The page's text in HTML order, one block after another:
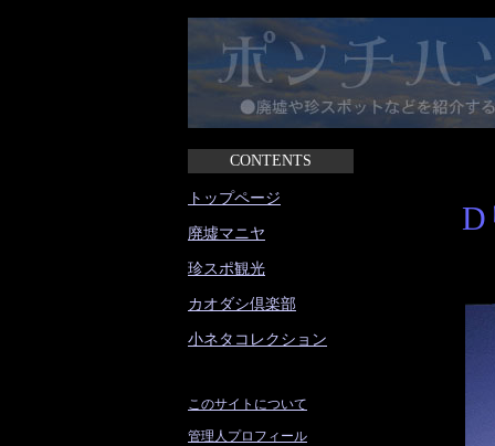
CONTENTS
トップページ
廃墟マニヤ
珍スポ観光
カオダシ倶楽部
小ネタコレクション
このサイトについて
管理人プロフィール
D